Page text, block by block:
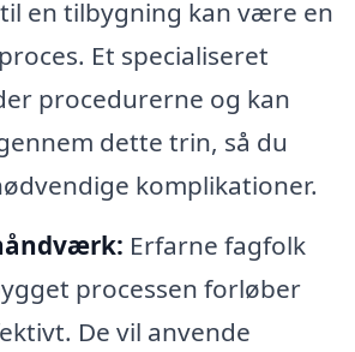
en tilbygning kan være en
Et specialiseret
procedurerne og kan
dette trin, så du
komplikationer.
Erfarne fagfolk
processen forløber
De vil anvende